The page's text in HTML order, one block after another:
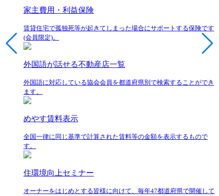
家主費用・利益保険
賃貸住宅で孤独死等が起きてしまった場合にサポートする保険です
(会員限定)。
外国語が話せる不動産店一覧
外国語に対応している協会会員を都道府県別で検索することができ
ます。
めやす賃料表示
全国一律に同じ基準で計算された賃料等の金額を表示するもので
す。
住環境向上セミナー
オーナーをはじめとする皆様に向けて、毎年47都道府県で開催して